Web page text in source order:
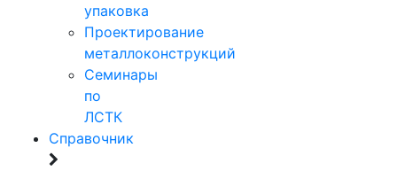
упаковка
Проектирование
металлоконструкций
Семинары
по
ЛСТК
Справочник